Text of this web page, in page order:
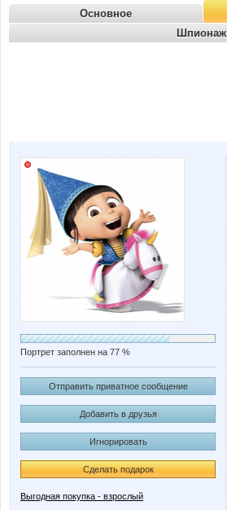
Основное
Шпионаж
Портрет заполнен на 77 %
Отправить приватное сообщение
Добавить в друзья
Игнорировать
Сделать подарок
Выгодная покупка - взрослый